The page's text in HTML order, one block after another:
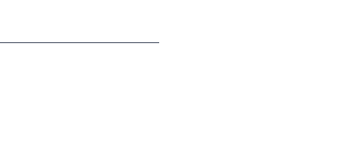
konusunda Unicredit ile